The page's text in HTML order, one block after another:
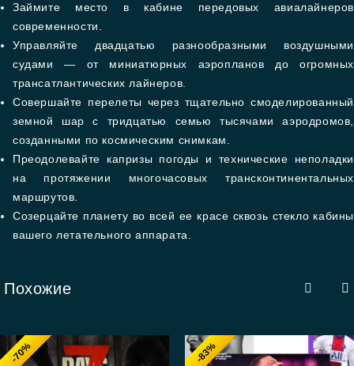
Займите место в кабине передовых авиалайнеров
современности.
Управляйте двадцатью разнообразными воздушными
судами — от миниатюрных аэропланов до огромных
трансатлантических лайнеров.
Совершайте перелеты через тщательно смоделированный
земной шар с тридцатью семью тысячами аэродромов,
созданными по космическим снимкам.
Преодолевайте капризы погоды и технические неполадки
на протяжении многочасовых трансконтинентальных
маршрутов.
Созерцайте планету во всей ее красе сквозь стекло кабины
вашего летательного аппарата.
Похожие
-70% -83%